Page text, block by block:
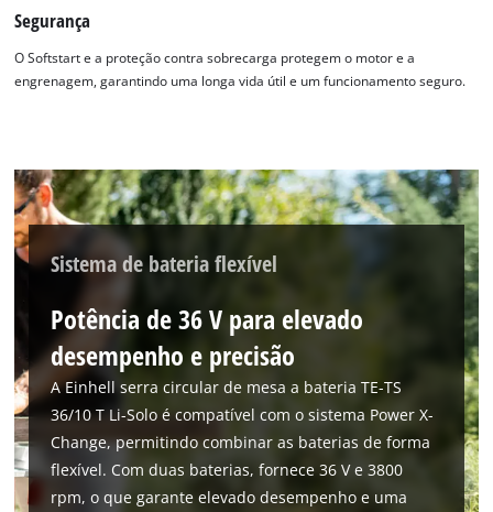
Segurança
O Softstart e a proteção contra sobrecarga protegem o motor e a
engrenagem, garantindo uma longa vida útil e um funcionamento seguro.
Sistema de bateria flexível
Potência de 36 V para elevado
desempenho e precisão
A Einhell serra circular de mesa a bateria TE-TS
36/10 T Li-Solo é compatível com o sistema Power X-
Change, permitindo combinar as baterias de forma
flexível. Com duas baterias, fornece 36 V e 3800
rpm, o que garante elevado desempenho e uma